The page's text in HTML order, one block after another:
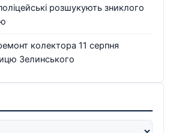
розшукують зниклого
колектора 11 серпня
Зелинського